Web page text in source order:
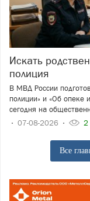
Искать родственников детей-сирот поможет
полиция
В МВД России
полиции» и «Об опеке
сегодня на
07-08-2026
2
Все